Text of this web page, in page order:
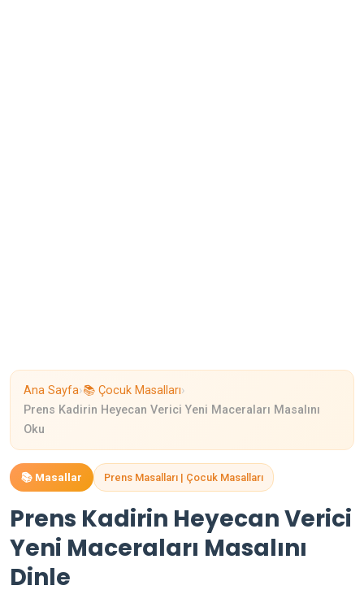
Ana Sayfa›📚 Çocuk Masalları›
Prens Kadirin Heyecan Verici Yeni Maceraları Masalını
Oku
📚 Masallar Prens Masalları | Çocuk Masalları
Prens Kadirin Heyecan Verici
Yeni Maceraları Masalını
Dinle